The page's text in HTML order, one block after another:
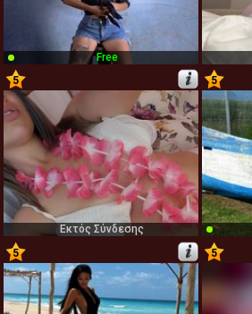
Free
5
5
Εκτός Σύνδεσης
5
6
5
7
5